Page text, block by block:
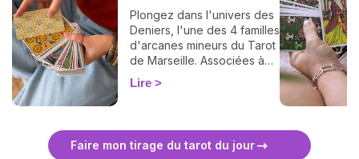
Plongez dans l'univers des
Deniers, l'une des 4 familles
d'arcanes mineurs du Tarot
de Marseille. Associées à
l'élément Terre, ces cartes
éclairent votre vie
leur signification complète
Lire
Faire mon tirage du tarot du jour